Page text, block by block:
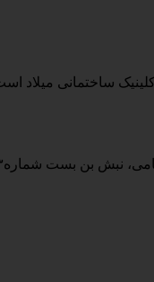
ساختمانی میلاد
شماره۳، کلینیک ساختمانی میلاد